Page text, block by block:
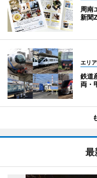
周南
新聞
エリ
鉄道
両・
最